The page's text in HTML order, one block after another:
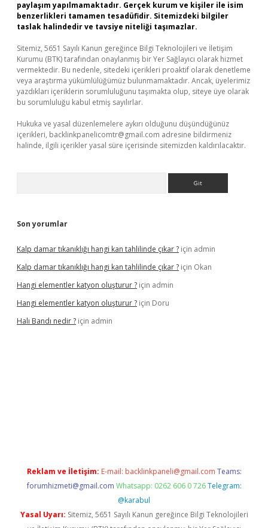
paylaşım yapılmamaktadır. Gerçek kurum ve kişiler ile isim
benzerlikleri tamamen tesadüfidir. Sitemizdeki bilgiler
taslak halindedir ve tavsiye niteliği taşımazlar.
Sitemiz, 5651 Sayılı Kanun gereğince Bilgi Teknolojileri ve İletişim
Kurumu (BTK) tarafından onaylanmış bir Yer Sağlayıcı olarak hizmet
vermektedir. Bu nedenle, sitedeki içerikleri proaktif olarak denetleme
veya araştırma yükümlülüğümüz bulunmamaktadır. Ancak, üyelerimiz
yazdıkları içeriklerin sorumluluğunu taşımakta olup, siteye üye olarak
bu sorumluluğu kabul etmiş sayılırlar.
Hukuka ve yasal düzenlemelere aykırı olduğunu düşündüğünüz
içerikleri, backlinkpanelicomtr@gmail.com adresine bildirmeniz
halinde, ilgili içerikler yasal süre içerisinde sitemizden kaldırılacaktır.
Son yorumlar
Kalp damar tıkanıklığı hangi kan tahlilinde çıkar ? için admin
Kalp damar tıkanıklığı hangi kan tahlilinde çıkar ? için Okan
Hangi elementler katyon oluşturur ? için admin
Hangi elementler katyon oluşturur ? için Doru
Halı Bandı nedir ? için admin
Reklam ve İletişim: E-mail: backlinkpaneli@gmail.com Teams:
forumhizmeti@gmail.com Whatsapp: 0262 606 0 726 Telegram:
@karabul
Yasal Uyarı: Sitemiz, 5651 Sayılı Kanun gereğince Bilgi Teknolojileri